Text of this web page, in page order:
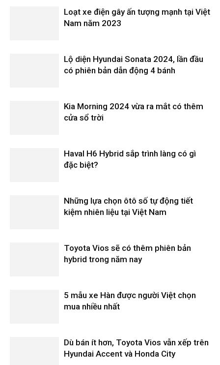
Loạt xe điện gây ấn tượng mạnh tại Việt
Nam năm 2023
Lộ diện Hyundai Sonata 2024, lần đầu
có phiên bản dẫn động 4 bánh
Kia Morning 2024 vừa ra mắt có thêm
cửa sổ trời
Haval H6 Hybrid sắp trình làng có gì
đặc biệt?
Những lựa chọn ôtô số tự động tiết
kiệm nhiên liệu tại Việt Nam
Toyota Vios sẽ có thêm phiên bản
hybrid trong năm nay
5 mẫu xe Hàn được người Việt chọn
mua nhiều nhất
Dù bán ít hơn, Toyota Vios vẫn xếp trên
Hyundai Accent và Honda City